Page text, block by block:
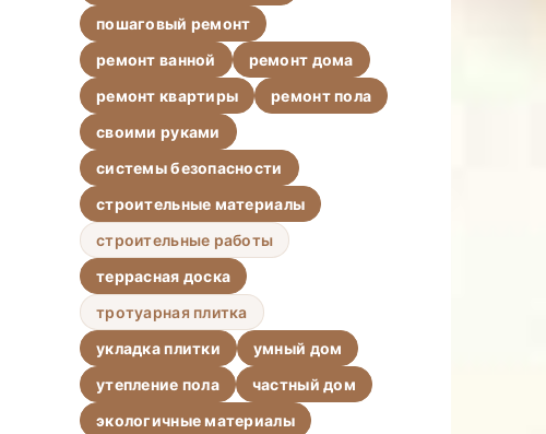
пошаговый ремонт
ремонт ванной
ремонт дома
ремонт квартиры
ремонт пола
своими руками
системы безопасности
строительные материалы
строительные работы
террасная доска
тротуарная плитка
укладка плитки
умный дом
утепление пола
частный дом
экологичные материалы